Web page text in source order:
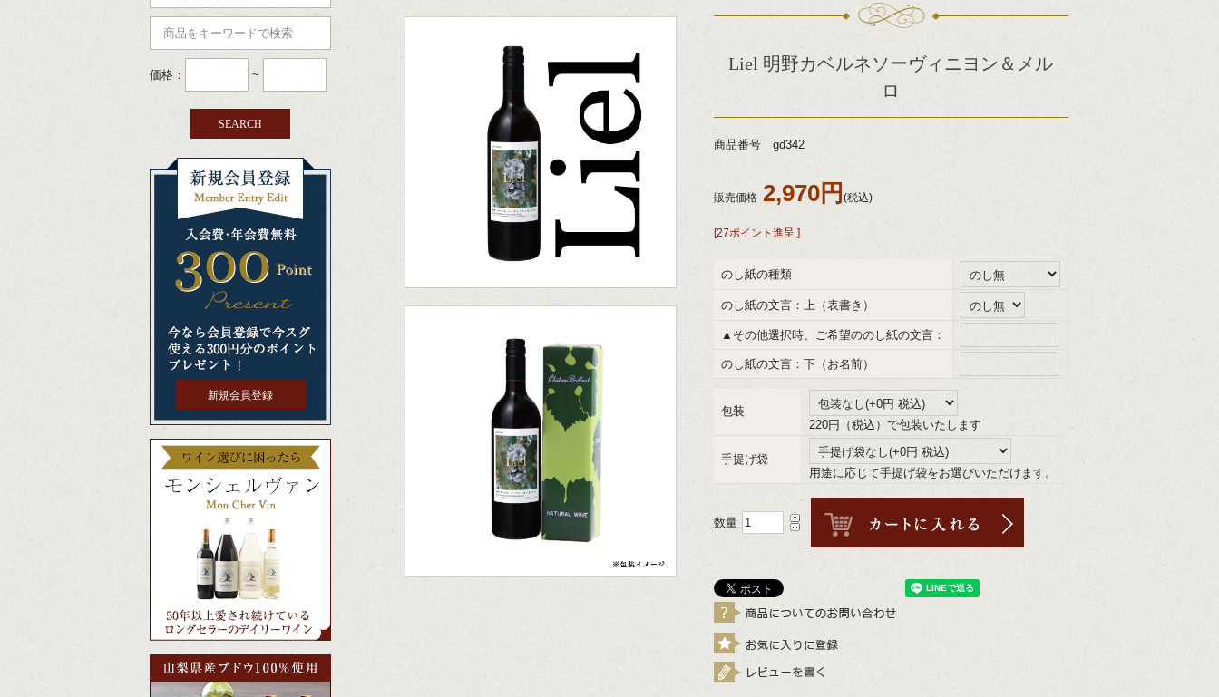
価格： ~
新規会員登録
Liel 明野カベルネソーヴィニヨン＆メル
ロ
商品番号 gd342
販売価格 2,970円 (税込)
[27ポイント進呈 ]
のし紙の種類
のし紙の文言：上（表書き）
▲その他選択時、ご希望ののし紙の文言：
のし紙の文言：下（お名前）
包装
220円（税込）で包装いたします
手提げ袋
用途に応じて手提げ袋をお選びいただけます。
数量